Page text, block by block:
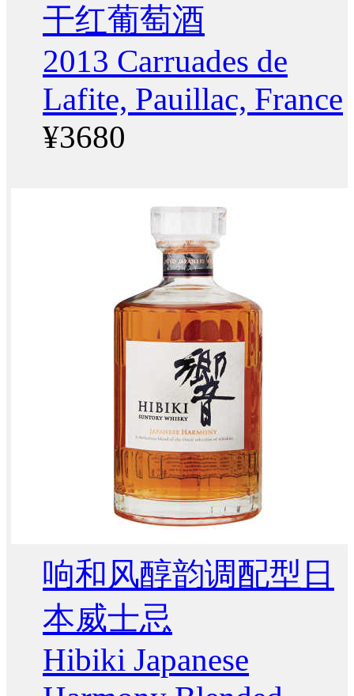
干红葡萄酒
2013 Carruades de
Lafite, Pauillac, France
¥3680
响和风醇韵调配型日
本威士忌
Hibiki Japanese